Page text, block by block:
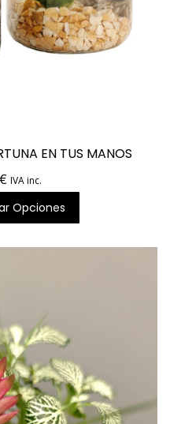
EN TUS MANOS
€ IVA inc.
Opciones